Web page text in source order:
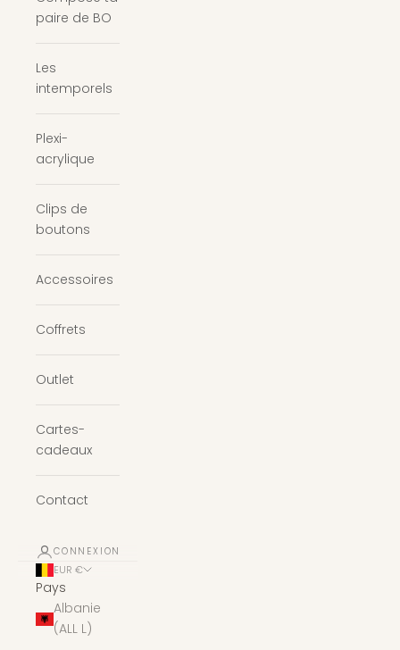
paire de BO
Les
intemporels
Plexi-
acrylique
Clips de
boutons
Accessoires
Coffrets
Outlet
Cartes-
cadeaux
Contact
CONNEXION
EUR €
Pays
Albanie
(ALL L)